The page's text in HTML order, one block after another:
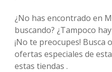
¿No has encontrado en
buscando? ¿Tampoco
¡No te preocupes!
ofertas especiales de
estas tiendas .